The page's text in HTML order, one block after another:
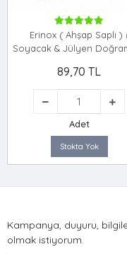
Erinox ( Ahşap Saplı )
Soyacak & Jülyen
Soyacak*20x20
89,70 TL
Adet
Stokta Yok
Kampanya, duyuru,
olmak istiyorum.